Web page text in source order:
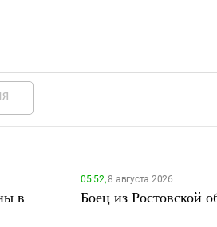
в
05:52,8 августа 2026
Боец из Ростовской